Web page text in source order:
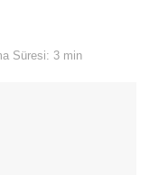
Süresi: 3 min